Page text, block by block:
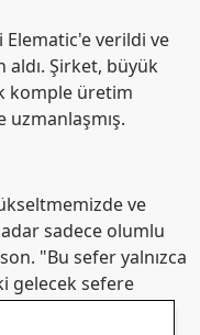
verildi ve
aldı. Şirket, büyük
komple üretim
ve
sadece olumlu
"Bu sefer yalnızca
gelecek sefere